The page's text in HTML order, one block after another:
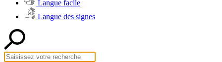
Langue facile
Langue des signes